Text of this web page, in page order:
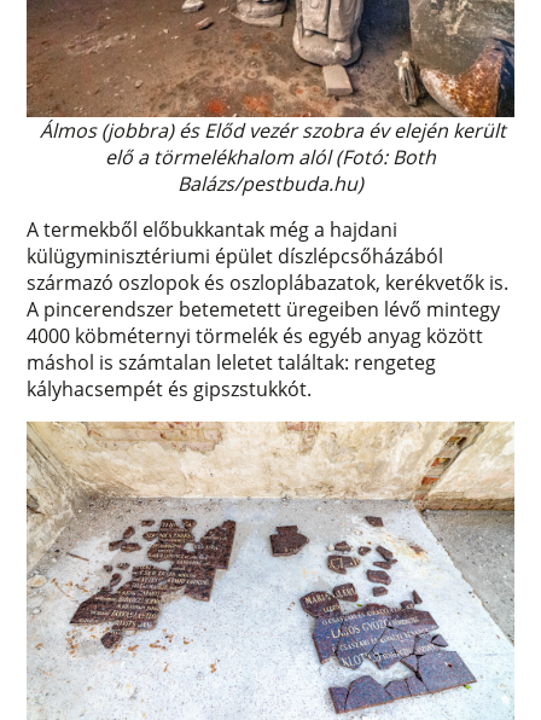
Álmos (jobbra) és Előd vezér szobra év elején került
elő a törmelékhalom alól (Fotó: Both
Balázs/pestbuda.hu)
A termekből előbukkantak még a hajdani
külügyminisztériumi épület díszlépcsőházából
származó oszlopok és oszloplábazatok, kerékvetők is.
A pincerendszer betemetett üregeiben lévő mintegy
4000 köbméternyi törmelék és egyéb anyag között
máshol is számtalan leletet találtak: rengeteg
kályhacsempét és gipszstukkót.